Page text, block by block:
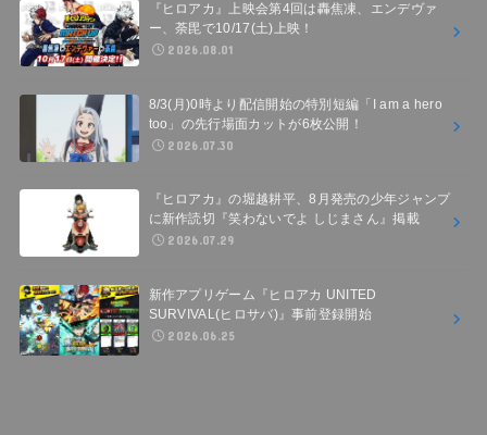
『ヒロアカ』上映会第4回は轟焦凍、エンデヴァ
ー、荼毘で10/17(土)上映！
2026.08.01
8/3(月)0時より配信開始の特別短編「I am a hero
too」の先行場面カットが6枚公開！
2026.07.30
『ヒロアカ』の堀越耕平、8月発売の少年ジャンプ
に新作読切『笑わないでよ しじまさん』掲載
2026.07.29
新作アプリゲーム『ヒロアカ UNITED
SURVIVAL(ヒロサバ)』事前登録開始
2026.06.25